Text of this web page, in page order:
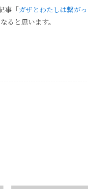
事「ガザとわたしは繋が
ると思います。